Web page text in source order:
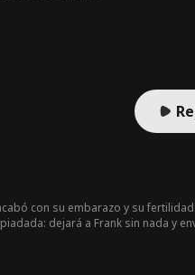
con su embarazo y su
dejará a Frank sin nada y